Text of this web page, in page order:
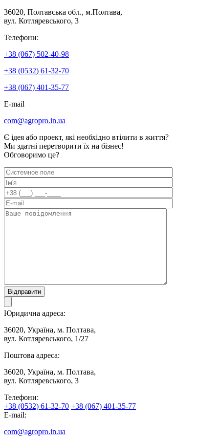
36020, Полтавська обл., м.Полтава,
вул. Котляревського, 3
Телефони:
+38 (067) 502-40-98
+38 (0532) 61-32-70
+38 (067) 401-35-77
E-mail
com@agropro.in.ua
Є ідея або проект, які необхідно втілити в життя?
Ми здатні перетворити їх на бізнес!
Обговоримо це?
Відправити
Юридична адреса:
36020, Україна, м. Полтава,
вул. Котляревського, 1/27
Поштова адреса:
36020, Україна, м. Полтава,
вул. Котляревського, 3
Телефони:
+38 (0532) 61-32-70 +38 (067) 401-35-77
E-mail:
com@agropro.in.ua